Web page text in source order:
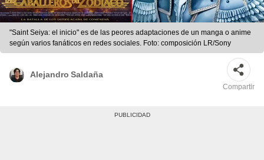
"Saint Seiya: el inicio" es de las peores adaptaciones de un manga o anime
según varios fanáticos en redes sociales. Foto: composición LR/Sony
Alejandro Saldaña
Compartir